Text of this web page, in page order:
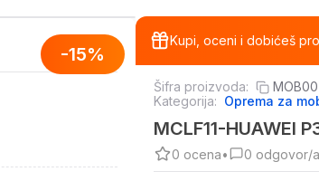
-15%
Kupi, oceni i dobićeš
Šifra proizvoda:
Kategorija: Oprema za
MCLF11-HUAWEI
0 ocena• 0 odgovor/a